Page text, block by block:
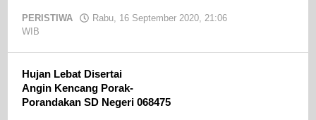
PERISTIWA
Rabu, 16 September 2020, 21:06
WIB
Hujan Lebat Disertai
Angin Kencang Porak-
Porandakan SD Negeri 068475